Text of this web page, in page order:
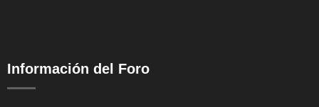
Información del Foro